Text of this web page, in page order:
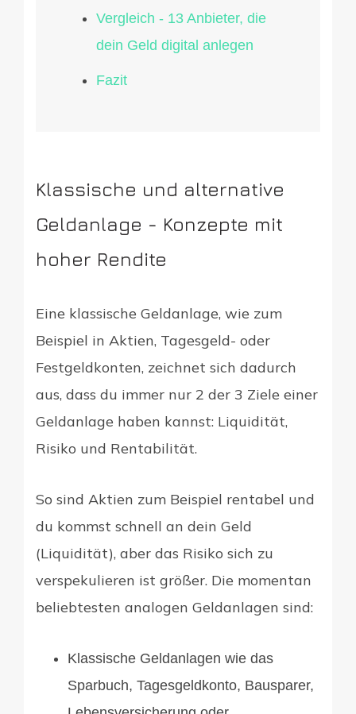
Vergleich - 13 Anbieter, die
dein Geld digital anlegen
Fazit
Klassische und alternative
Geldanlage - Konzepte mit
hoher Rendite
Eine klassische Geldanlage, wie zum
Beispiel in Aktien, Tagesgeld- oder
Festgeldkonten, zeichnet sich dadurch
aus, dass du immer nur 2 der 3 Ziele einer
Geldanlage haben kannst: Liquidität,
Risiko und Rentabilität.
So sind Aktien zum Beispiel rentabel und
du kommst schnell an dein Geld
(Liquidität), aber das Risiko sich zu
verspekulieren ist größer. Die momentan
beliebtesten analogen Geldanlagen sind:
Klassische Geldanlagen wie das
Sparbuch, Tagesgeldkonto, Bausparer,